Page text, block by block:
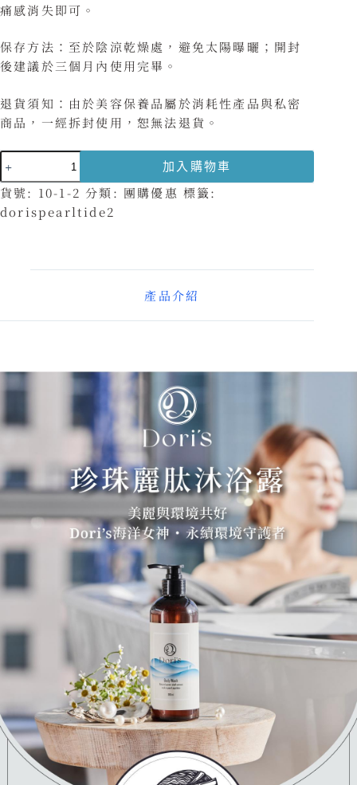
痛感消失即可。
保存方法：至於陰涼乾燥處，避免太陽曝曬；開封
後建議於三個月內使用完畢。
退貨須知：由於美容保養品屬於消耗性產品與私密
商品，一經拆封使用，恕無法退貨。
加入購物車
A
l
t
貨號: 10-1-2 分類: 團購優惠 標籤:
dorispearltide2
產品介紹